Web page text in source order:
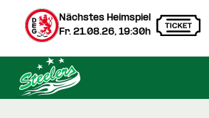
Nächstes Heimspiel
Fr. 21.08.26, 19:30h